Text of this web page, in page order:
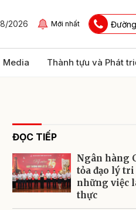
2026 Mới nhất
Media Thành tựu và Phát
ĐỌC TIẾP
Ngân hàng
tỏa đạo lý
những việc
thực
Gửi